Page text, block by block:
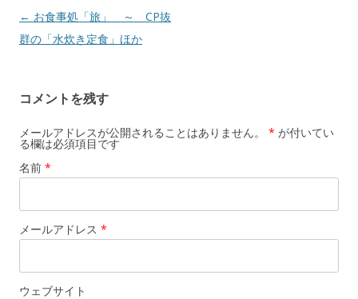
投稿ナビゲーション
← お食事処「旅」 ～ CP抜
群の「水炊き定食」ほか
コメントを残す
メールアドレスが公開されることはありません。 * が付いてい
る欄は必須項目です
名前 *
メールアドレス *
ウェブサイト